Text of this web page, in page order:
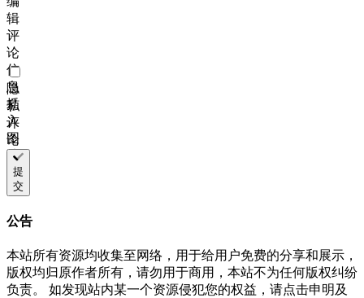
辑
评
论
信
息
插
入
图
片
链
接
隐
私
评
论
提
交
公告
本站所有资源均收集至网络，用于给用户免费的分享和展示，
版权均归原作者所有，请勿用于商用，本站不为任何版权纠纷
负责。 如发现站内某一个资源侵犯您的权益，请点击申明及